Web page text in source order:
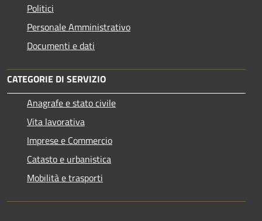
Politici
Personale Amministrativo
Documenti e dati
CATEGORIE DI SERVIZIO
Anagrafe e stato civile
Vita lavorativa
Imprese e Commercio
Catasto e urbanistica
Mobilità e trasporti